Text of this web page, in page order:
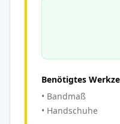
Benötigtes
• Bandmaß
• Handschuhe